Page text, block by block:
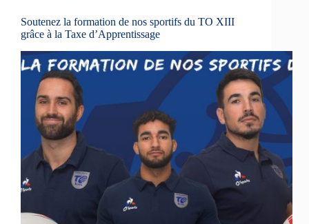
Soutenez la formation de nos sportifs du TO XIII
grâce à la Taxe d’Apprentissage